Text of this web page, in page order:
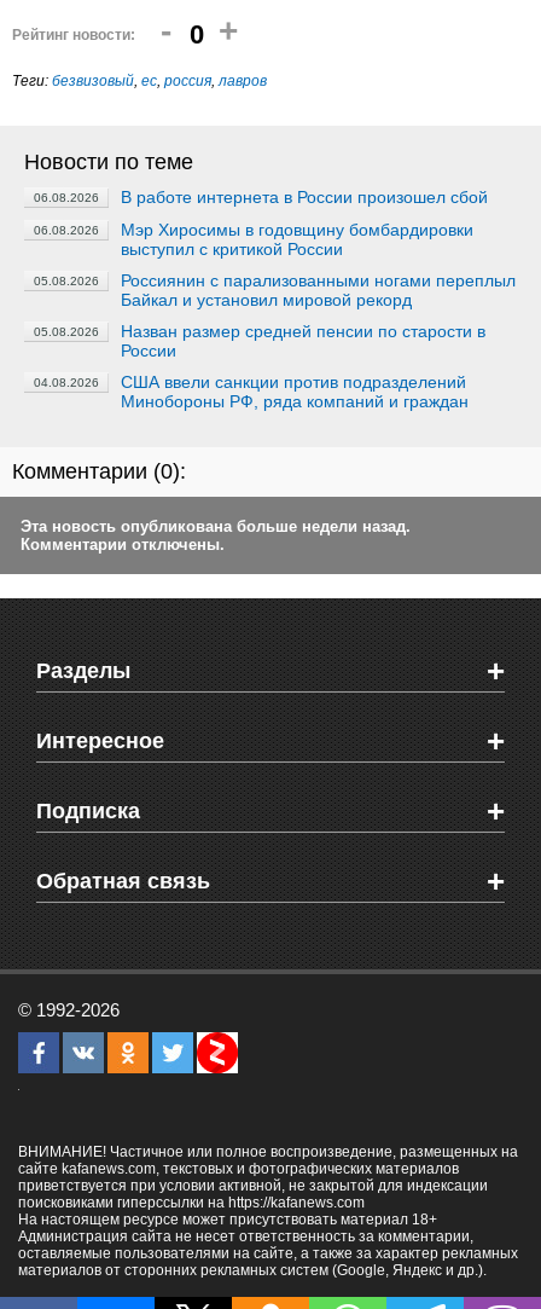
Рейтинг новости: - 0 +
Теги: безвизовый, ес, россия,лавров
Новости по теме
06.08.2026 В работе интернета в России произошел сбой
06.08.2026
Мэр Хиросимы в годовщину бомбардировки
выступил с критикой России
05.08.2026
Россиянин с парализованными ногами переплыл
Байкал и установил мировой рекорд
05.08.2026
Назван размер средней пенсии по старости в
России
04.08.2026
США ввели санкции против подразделений
Минобороны РФ, ряда компаний и граждан
Комментарии (0):
Эта новость опубликована больше недели назад.
Комментарии отключены.
Разделы +
Новости Феодосии
Новости Крыма
Мировые новости
Объявления
Здоровье
СМС мнения читателей
Интересное +
Видео о Феодосии
Веб-камеры Феодосии
Блоги феодосийцев
Школы Феодосии
Подписка +
Печатная версия газеты "Кафа"
RSS
Обратная связь +
Рекламодателям
Контактная информация
© 1992-2026
ВНИМАНИЕ! Частичное или полное воспроизведение, размещенных на
сайте kafanews.com, текстовых и фотографических материалов
приветствуется при условии активной, не закрытой для индексации
поисковиками гиперссылки на https://kafanews.com
На настоящем ресурсе может присутствовать материал 18+
Администрация сайта не несет ответственность за комментарии,
оставляемые пользователями на сайте, а также за характер рекламных
материалов от сторонних рекламных систем (Google, Яндекс и др.).